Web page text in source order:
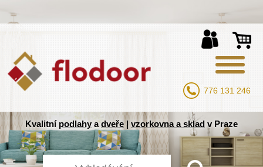
776 131 246
Kvalitní podlahyadveře| vzorkovna a sklad v Praze